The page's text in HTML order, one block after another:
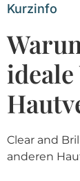
Kurzinfo
Clear and
anderen